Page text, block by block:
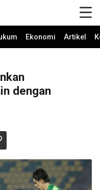
Ekonomi Artikel
dengan